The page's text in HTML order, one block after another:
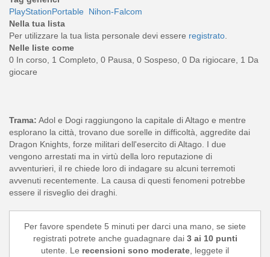
PlayStationPortable Nihon-Falcom
Nella tua lista
Per utilizzare la tua lista personale devi essere registrato.
Nelle liste come
0 In corso, 1 Completo, 0 Pausa, 0 Sospeso, 0 Da rigiocare, 1 Da
giocare
Trama: Adol e Dogi raggiungono la capitale di Altago e mentre
esplorano la città, trovano due sorelle in difficoltà, aggredite dai
Dragon Knights, forze militari dell'esercito di Altago. I due
vengono arrestati ma in virtù della loro reputazione di
avventurieri, il re chiede loro di indagare su alcuni terremoti
avvenuti recentemente. La causa di questi fenomeni potrebbe
essere il risveglio dei draghi.
Per favore spendete 5 minuti per darci una mano, se siete
registrati potrete anche guadagnare dai 3 ai 10 punti
utente. Le recensioni sono moderate, leggete il